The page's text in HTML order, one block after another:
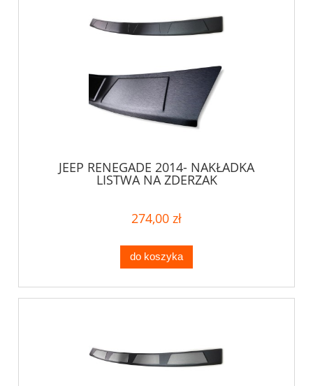
JEEP RENEGADE 2014- NAKŁADKA
LISTWA NA ZDERZAK
274,00 zł
do koszyka